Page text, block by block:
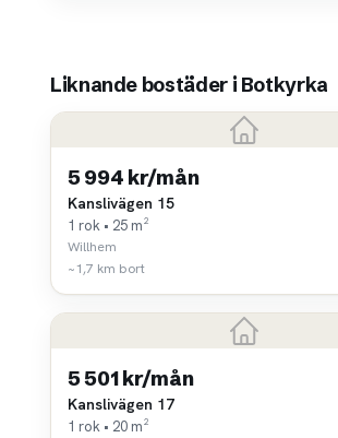
Liknande bostäder i Botkyrka
5 994 kr/mån
Kanslivägen 15
1 rok • 25 m²
Willhem
~1,7 km bort
5 501 kr/mån
Kanslivägen 17
1 rok • 20 m²